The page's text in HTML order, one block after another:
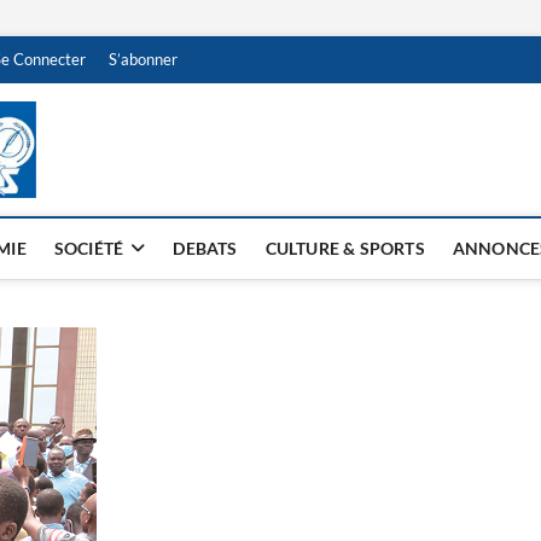
Connecter S’abonner
NDJAMENA HEBDO
SOCIÉTÉ DEBATS CULTURE & SPORTS